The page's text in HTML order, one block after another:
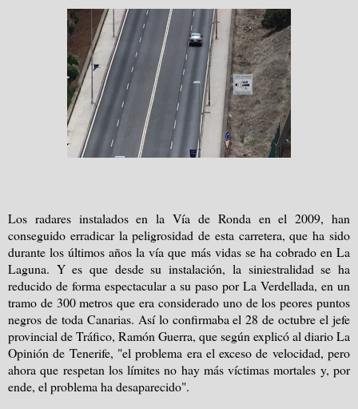
Los radares instalados en la Vía de Ronda en el 2009, han
conseguido erradicar la peligrosidad de esta carretera, que ha sido
durante los últimos años la vía que más vidas se ha cobrado en La
Laguna. Y es que desde su instalación, la siniestralidad se ha
reducido de forma espectacular a su paso por La Verdellada, en un
tramo de 300 metros que era considerado uno de los peores puntos
negros de toda Canarias. Así lo confirmaba el 28 de octubre el jefe
provincial de Tráfico, Ramón Guerra, que según explicó al diario La
Opinión de Tenerife, "el problema era el exceso de velocidad, pero
ahora que respetan los límites no hay más víctimas mortales y, por
ende, el problema ha desaparecido".